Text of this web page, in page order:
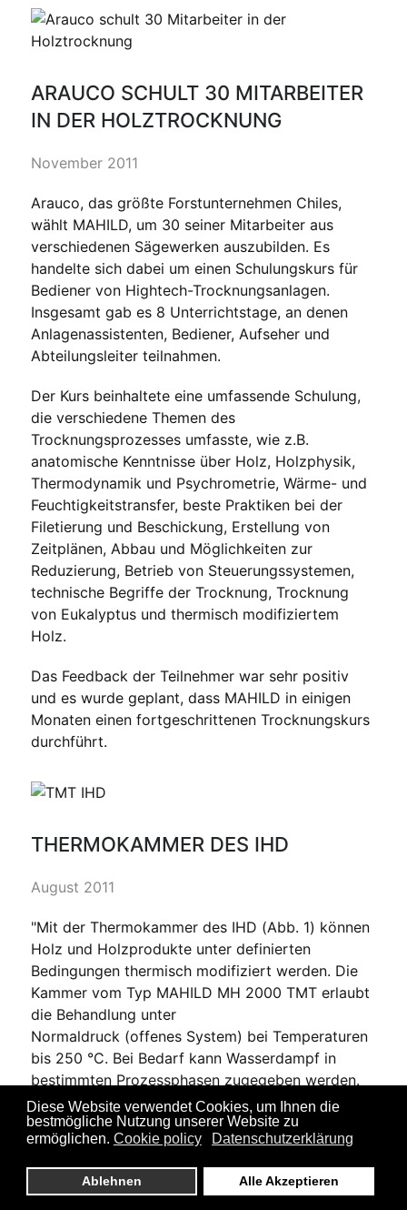
Diese Website verwendet Cookies, um Ihnen die
bestmögliche Nutzung unserer Website zu
ermöglichen. Cookie policy Datenschutzerklärung
Ablehnen Alle Akzeptieren
ARAUCO SCHULT 30 MITARBEITER
IN DER HOLZTROCKNUNG
November 2011
Arauco, das größte Forstunternehmen Chiles,
wählt MAHILD, um 30 seiner Mitarbeiter aus
verschiedenen Sägewerken auszubilden. Es
handelte sich dabei um einen Schulungskurs für
Bediener von Hightech-Trocknungsanlagen.
Insgesamt gab es 8 Unterrichtstage, an denen
Anlagenassistenten, Bediener, Aufseher und
Abteilungsleiter teilnahmen.
Der Kurs beinhaltete eine umfassende Schulung,
die verschiedene Themen des
Trocknungsprozesses umfasste, wie z.B.
anatomische Kenntnisse über Holz, Holzphysik,
Thermodynamik und Psychrometrie, Wärme- und
Feuchtigkeitstransfer, beste Praktiken bei der
Filetierung und Beschickung, Erstellung von
Zeitplänen, Abbau und Möglichkeiten zur
Reduzierung, Betrieb von Steuerungssystemen,
technische Begriffe der Trocknung, Trocknung
von Eukalyptus und thermisch modifiziertem
Holz.
Das Feedback der Teilnehmer war sehr positiv
und es wurde geplant, dass MAHILD in einigen
Monaten einen fortgeschrittenen Trocknungskurs
durchführt.
THERMOKAMMER DES IHD
August 2011
"Mit der Thermokammer des IHD (Abb. 1) können
Holz und Holzprodukte unter definierten
Bedingungen thermisch modifiziert werden. Die
Kammer vom Typ MAHILD MH 2000 TMT erlaubt
die Behandlung unter
Normaldruck (offenes System) bei Temperaturen
bis 250 °C. Bei Bedarf kann Wasserdampf in
bestimmten Prozessphasen zugegeben werden.
Es können Stapel bis 1.200 mm Länge behandelt
werden; das nutzbare Volumen beträgt ca. 0,5 m³.
Der Stapelquerschnitt beträgt optimal 650x650
mm² bzw. maximal 900 mm Breite und 800 mm
Höhe. Die Kammer kann auch als normaler